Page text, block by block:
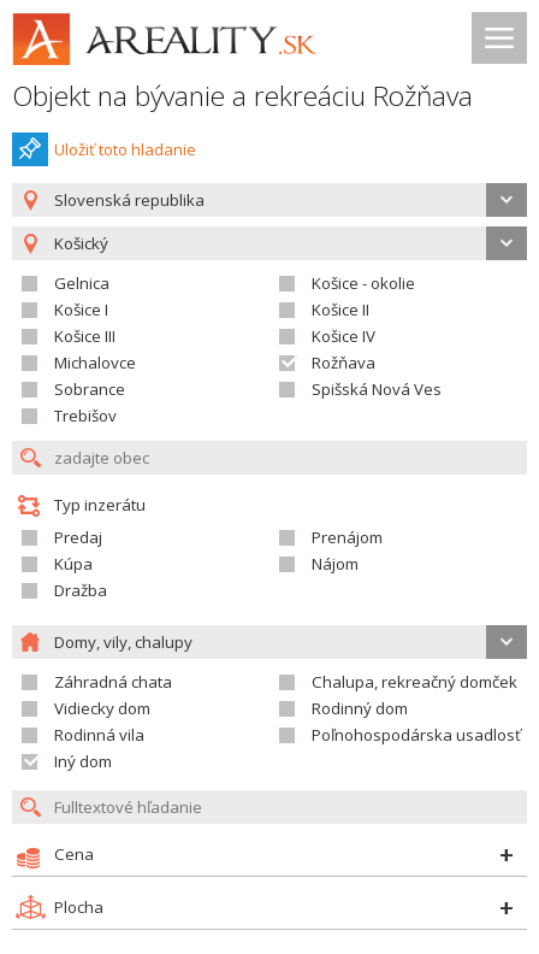
Objekt na bývanie a rekreáciu Rožňava
Uložiť toto hladanie
Slovenská republika
Košický
Gelnica
Košice - okolie
Košice I
Košice II
Košice III
Košice IV
Michalovce
Rožňava
Sobrance
Spišská Nová Ves
Trebišov
Typ inzerátu
Predaj
Prenájom
Kúpa
Nájom
Dražba
Domy, vily, chalupy
Záhradná chata
Chalupa, rekreačný domček
Vidiecky dom
Rodinný dom
Rodinná vila
Poľnohospodárska usadlosť
Iný dom
Cena
Plocha